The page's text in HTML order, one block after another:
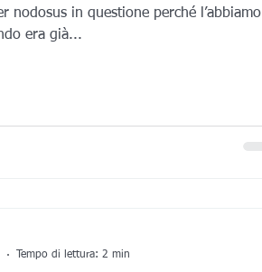
nodosus in questione perché l’abbiamo
era già...
Tempo di lettura: 2 min